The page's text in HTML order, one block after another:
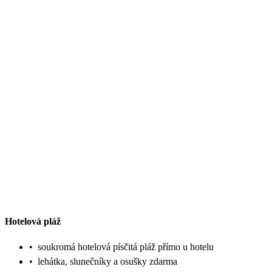
Hotelová pláž
• soukromá hotelová písčitá pláž přímo u hotelu
• lehátka, slunečníky a osušky zdarma